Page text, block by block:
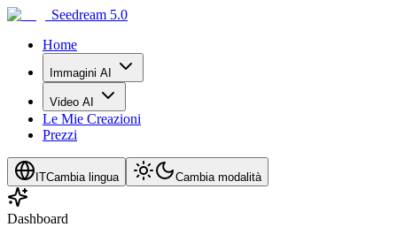
Seedream 5.0
Home
Immagini AI
Video AI
Le Mie Creazioni
Prezzi
ITCambia lingua Cambia modalità
Dashboard